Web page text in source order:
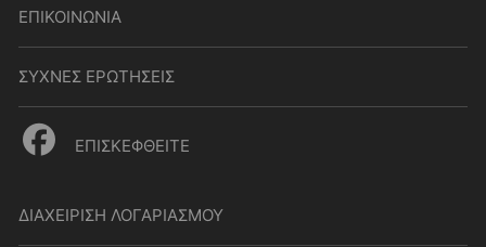
ΕΠΙΚΟΙΝΩΝΙΑ
ΣΥΧΝΕΣ ΕΡΩΤΗΣΕΙΣ
ΕΠΙΣΚΕΦΘΕΙΤΕ
ΔΙΑΧΕΙΡΙΣΗ ΛΟΓΑΡΙΑΣΜΟΥ